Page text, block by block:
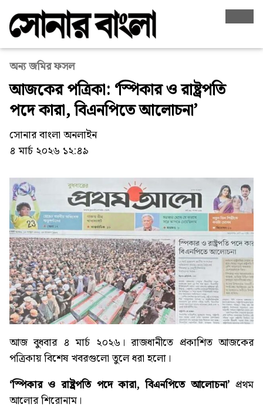
অন্য জমির ফসল
আজকের পত্রিকা: ‘স্পিকার ও রাষ্ট্রপতি
পদে কারা, বিএনপিতে আলোচনা’
সোনার বাংলা অনলাইন
৪ মার্চ ২০২৬ ১২:৪৯
আজ বুধবার ৪ মার্চ ২০২৬। রাজধানীতে প্রকাশিত আজকের
পত্রিকায় বিশেষ খবরগুলো তুলে ধরা হলো।
‘স্পিকার ও রাষ্ট্রপতি পদে কারা, বিএনপিতে আলোচনা’ প্রথম
আলোর শিরোনাম।